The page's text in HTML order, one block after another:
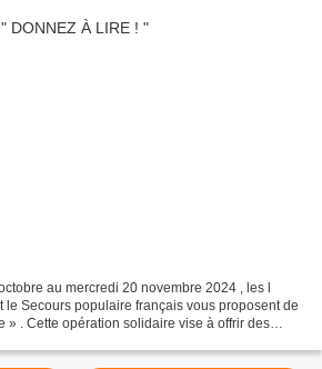
au mercredi 20 novembre 2024 , les l
Secours populaire français vous proposent de
» . Cette opération solidaire vise à offrir des